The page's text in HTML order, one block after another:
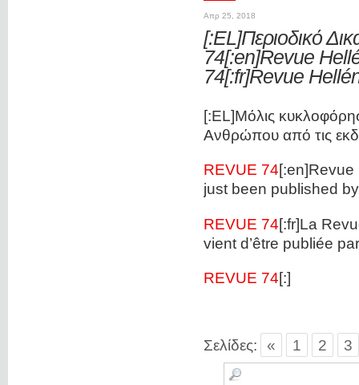
Απρ 25, 2018
[:EL]Περιοδικό
74[:en]Revue
74[:fr]Revue
[:EL]Μόλις
Ανθρώπου από τις
REVUE 74[:en]Revue
just been published
REVUE 74[:fr]La
vient d’être publiée
REVUE 74[:]
Σελίδες: « 1 2 3